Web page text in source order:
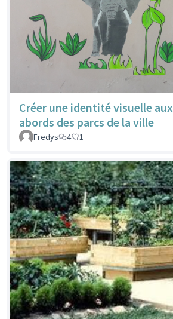
Créer une identité visuelle aux
abords des parcs de la ville
Fredys
4 1